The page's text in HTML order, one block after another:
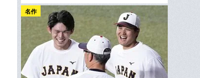
名作